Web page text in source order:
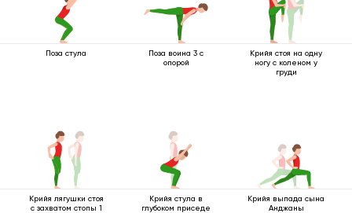
Поза стула
Поза воина 3 с
опорой
Крийя стоя на одну
ногу с коленом у
груди
Крийя лягушки стоя
с захватом стопы 1
Крийя стула в
глубоком приседе
Крийя выпада сына
Анджаны